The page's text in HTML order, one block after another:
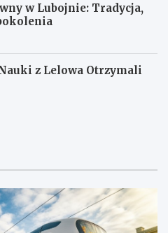
w Lubojnie: Tradycja,
z Lelowa Otrzymali